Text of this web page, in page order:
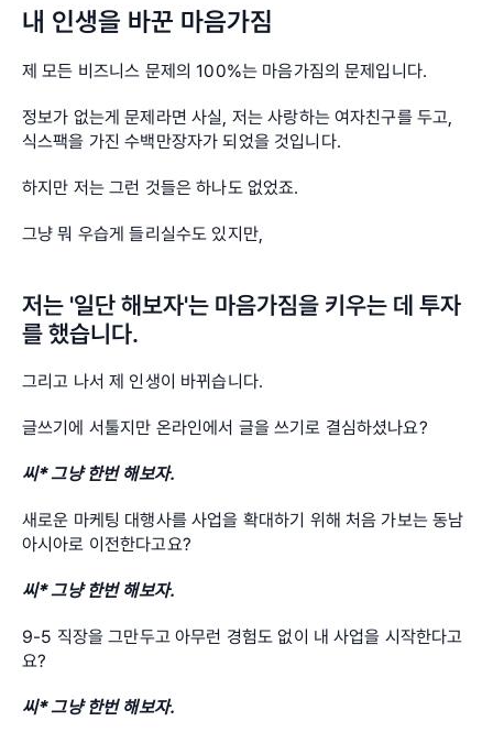
내 인생을 바꾼 마음가짐
제 모든 비즈니스 문제의 100%는 마음가짐의 문제입니다.
정보가 없는게 문제라면 사실, 저는 사랑하는 여자친구를 두고,
식스팩을 가진 수백만장자가 되었을 것입니다.
하지만 저는 그런 것들은 하나도 없었죠.
그냥 뭐 우습게 들리실수도 있지만,
저는 '일단 해보자'는 마음가짐을 키우는 데 투자
를 했습니다.
그리고 나서 제 인생이 바뀌습니다.
글쓰기에 서툴지만 온라인에서 글을 쓰기로 결심하셨나요?
씨* 그냥 한번 해보자.
새로운 마케팅 대행사를 사업을 확대하기 위해 처음 가보는 동남
아시아로 이전한다고요?
씨* 그냥 한번 해보자.
9-5 직장을 그만두고 아무런 경험도 없이 내 사업을 시작한다고
요?
씨* 그냥 한번 해보자.